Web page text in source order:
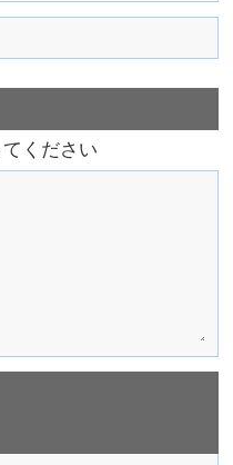
ください